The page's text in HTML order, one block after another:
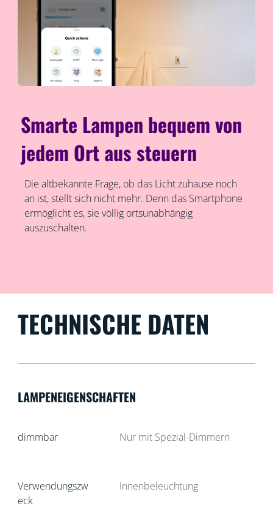
Smarte Lampen bequem von
jedem Ort aus steuern
Die altbekannte Frage, ob das Licht zuhause noch
an ist, stellt sich nicht mehr. Denn das Smartphone
ermöglicht es, sie völlig ortsunabhängig
auszuschalten.
TECHNISCHE DATEN
LAMPENEIGENSCHAFTEN
dimmbar Nur mit Spezial-Dimmern
Verwendungszw
eck
Innenbeleuchtung